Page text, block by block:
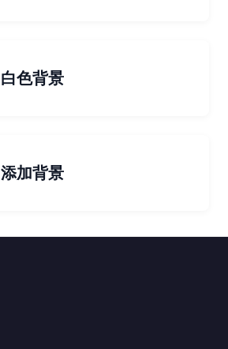
白色背景
添加背景